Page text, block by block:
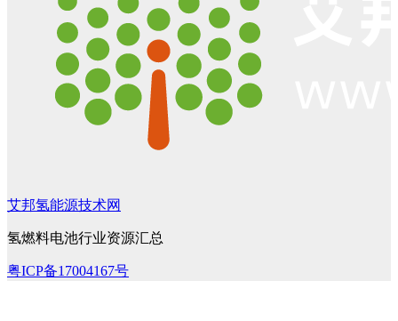
艾邦氢能源技术网
氢燃料电池行业资源汇总
粤ICP备17004167号